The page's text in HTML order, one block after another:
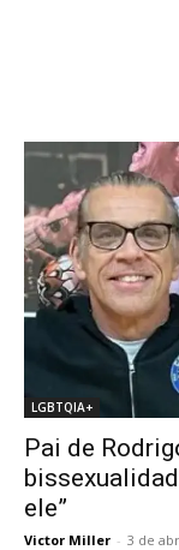
LGBTQIA+
Pai de
ele”
Victor Miller - 3 de